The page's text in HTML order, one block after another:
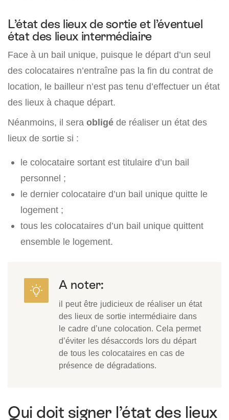
L’état des lieux de sortie et l’éventuel
état des lieux intermédiaire
Face à un bail unique, puisque le départ d’un seul
des colocataires n’entraîne pas la fin du contrat de
location, le bailleur n’est pas tenu d’effectuer un état
des lieux à chaque départ.
Néanmoins, il sera obligé de réaliser un état des
lieux de sortie si :
le colocataire sortant est titulaire d’un bail
personnel ;
le dernier colocataire d’un bail unique quitte le
logement ;
tous les colocataires d’un bail unique quittent
ensemble le logement.
A noter:
il peut être judicieux de réaliser un état
des lieux de sortie intermédiaire dans
le cadre d’une colocation. Cela permet
d’éviter les désaccords lors du départ
de tous les colocataires en cas de
présence de dégradations.
Qui doit signer l’état des lieux